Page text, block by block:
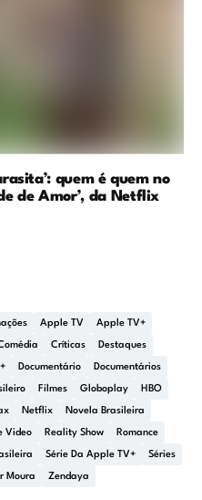
quem é quem no
de Amor’, da Netflix
Apple TV Apple TV+
Críticas Destaques
Documentário Documentários
Filmes Globoplay HBO
Netflix Novela Brasileira
Video Reality Show Romance
Série Da Apple TV+ Séries
Moura Zendaya